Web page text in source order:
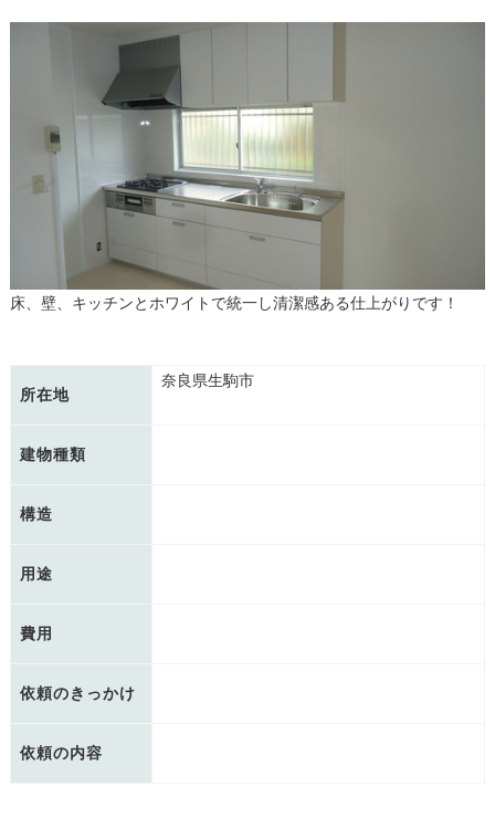
床、壁、キッチンとホワイトで統一し清潔感ある仕上がりです！
所在地
奈良県生駒市
建物種類
構造
用途
費用
依頼のきっかけ
依頼の内容